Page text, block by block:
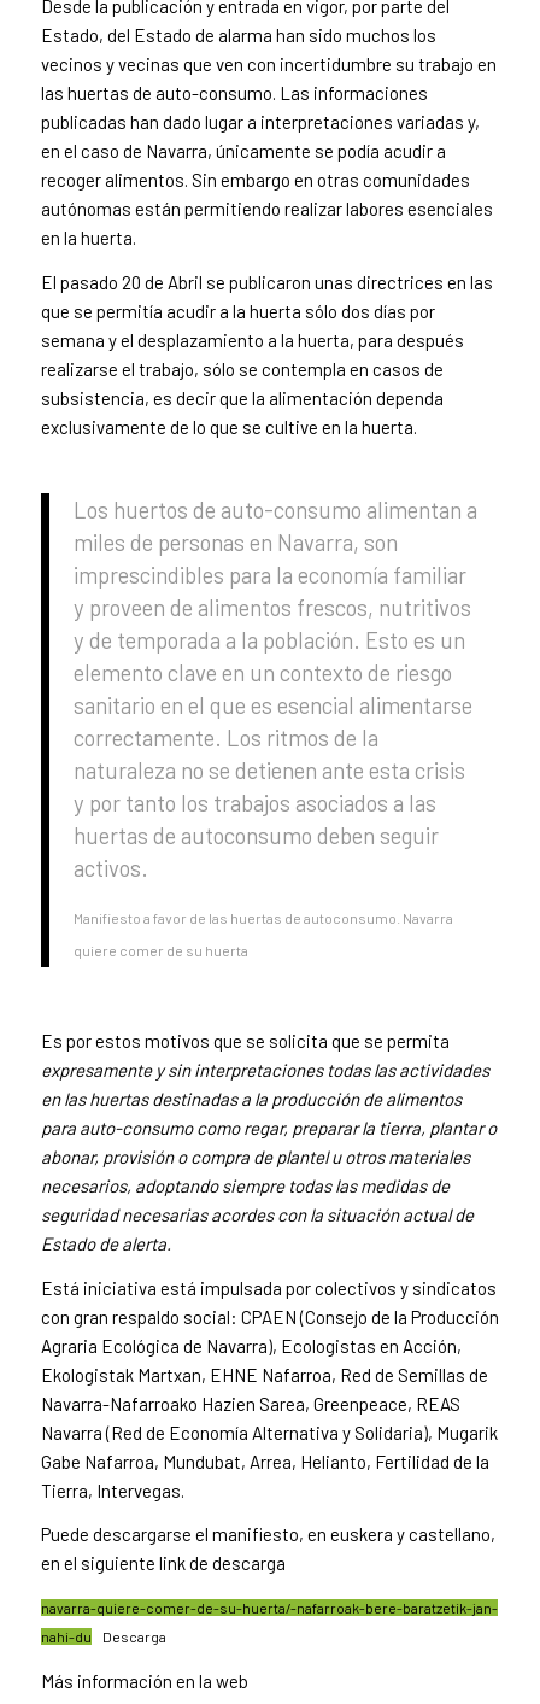
Desde la publicación y entrada en vigor, por parte del
Estado, del Estado de alarma han sido muchos los
vecinos y vecinas que ven con incertidumbre su trabajo en
las huertas de auto-consumo. Las informaciones
publicadas han dado lugar a interpretaciones variadas y,
en el caso de Navarra, únicamente se podía acudir a
recoger alimentos. Sin embargo en otras comunidades
autónomas están permitiendo realizar labores esenciales
en la huerta.
El pasado 20 de Abril se publicaron unas directrices en las
que se permitía acudir a la huerta sólo dos días por
semana y el desplazamiento a la huerta, para después
realizarse el trabajo, sólo se contempla en casos de
subsistencia, es decir que la alimentación dependa
exclusivamente de lo que se cultive en la huerta.
Los huertos de auto-consumo alimentan a
miles de personas en Navarra, son
imprescindibles para la economía familiar
y proveen de alimentos frescos, nutritivos
y de temporada a la población. Esto es un
elemento clave en un contexto de riesgo
sanitario en el que es esencial alimentarse
correctamente. Los ritmos de la
naturaleza no se detienen ante esta crisis
y por tanto los trabajos asociados a las
huertas de autoconsumo deben seguir
activos.
Manifiesto a favor de las huertas de autoconsumo. Navarra
quiere comer de su huerta
Es por estos motivos que se solicita que se permita
expresamente y sin interpretaciones todas las actividades
en las huertas destinadas a la producción de alimentos
para auto-consumo como regar, preparar la tierra, plantar o
abonar, provisión o compra de plantel u otros materiales
necesarios, adoptando siempre todas las medidas de
seguridad necesarias acordes con la situación actual de
Estado de alerta.
Está iniciativa está impulsada por colectivos y sindicatos
con gran respaldo social: CPAEN (Consejo de la Producción
Agraria Ecológica de Navarra), Ecologistas en Acción,
Ekologistak Martxan, EHNE Nafarroa, Red de Semillas de
Navarra-Nafarroako Hazien Sarea, Greenpeace, REAS
Navarra (Red de Economía Alternativa y Solidaria), Mugarik
Gabe Nafarroa, Mundubat, Arrea, Helianto, Fertilidad de la
Tierra, Intervegas.
Puede descargarse el manifiesto, en euskera y castellano,
en el siguiente link de descarga
navarra-quiere-comer-de-su-huerta/-nafarroak-bere-baratzetik-jan-
nahi-du
Descarga
Más información en la web